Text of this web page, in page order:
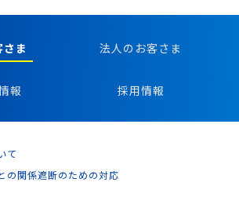
ま 法人のお客さま
報 採用情報
て
の関係遮断のための対応